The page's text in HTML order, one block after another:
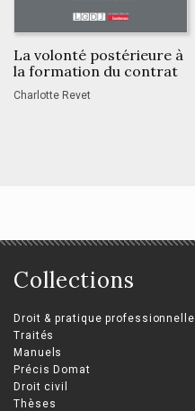
La volonté postérieure à
la formation du contrat
Charlotte Revet
Collections
Droit & pratique professionnelle
Traités
Manuels
Précis Domat
Droit civil
Thèses